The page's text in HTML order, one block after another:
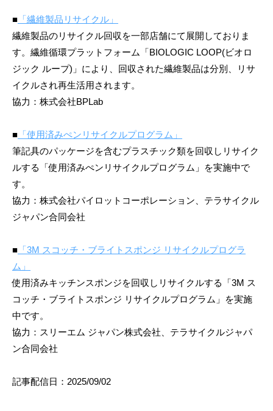
■ 「繊維製品リサイクル」
繊維製品のリサイクル回収を一部店舗にて展開しておりま
す。繊維循環プラットフォーム「BIOLOGIC LOOP(ビオロ
ジック ループ)」により、回収された繊維製品は分別、リサ
イクルされ再生活用されます。
協力：株式会社BPLab
■ 「使用済みぺンリサイクルプログラム」
筆記具のパッケージを含むプラスチック類を回収しリサイク
ルする「使用済みぺンリサイクルプログラム」を実施中で
す。
協力：株式会社パイロットコーポレーション、テラサイクル
ジャパン合同会社
■ 「3M スコッチ・ブライトスポンジ リサイクルプログラ
ム」
使用済みキッチンスポンジを回収しリサイクルする「3M ス
コッチ・ブライトスポンジ リサイクルプログラム」を実施
中です。
協力：スリーエム ジャパン株式会社、テラサイクルジャパ
ン合同会社
記事配信日：2025/09/02